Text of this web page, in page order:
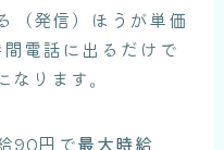
（発信）ほうが単価
電話に出るだけで
なります。
90円で最大時給